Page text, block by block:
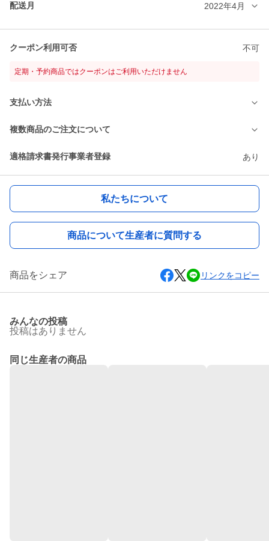
配送月 2022年4月
クーポン利用可否 不可
定期・予約商品ではクーポンはご利用いただけません
支払い方法
複数商品のご注文について
適格請求書発行事業者登録 あり
私たちについて
商品について生産者に質問する
商品をシェア リンクをコピー
みんなの投稿
投稿はありません
同じ生産者の商品